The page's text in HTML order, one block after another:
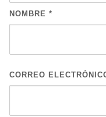
NOMBRE *
CORREO